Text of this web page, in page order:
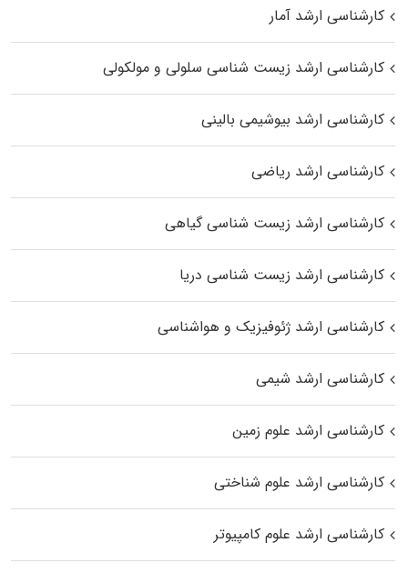
کارشناسی ارشد آمار
کارشناسی ارشد زیست شناسی سلولی و مولکولی
کارشناسی ارشد بیوشیمی بالینی
کارشناسی ارشد ریاضی
کارشناسی ارشد زیست‌ شناسی گیاهی
کارشناسی ارشد زیست‌ شناسی دریا
کارشناسی ارشد ژئوفیزیک و هواشناسی
کارشناسی ارشد شیمی
کارشناسی ارشد علوم زمین
کارشناسی ارشد علوم شناختی
کارشناسی ارشد علوم کامپیوتر